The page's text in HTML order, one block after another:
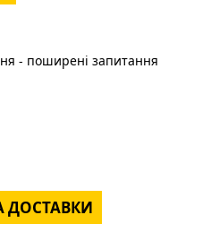
- поширені запитання
ДОСТАВКИ